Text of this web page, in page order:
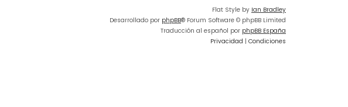
Flat Style by Ian Bradley
Desarrollado por phpBB® Forum Software © phpBB Limited
Traducción al español por phpBB España
Privacidad | Condiciones